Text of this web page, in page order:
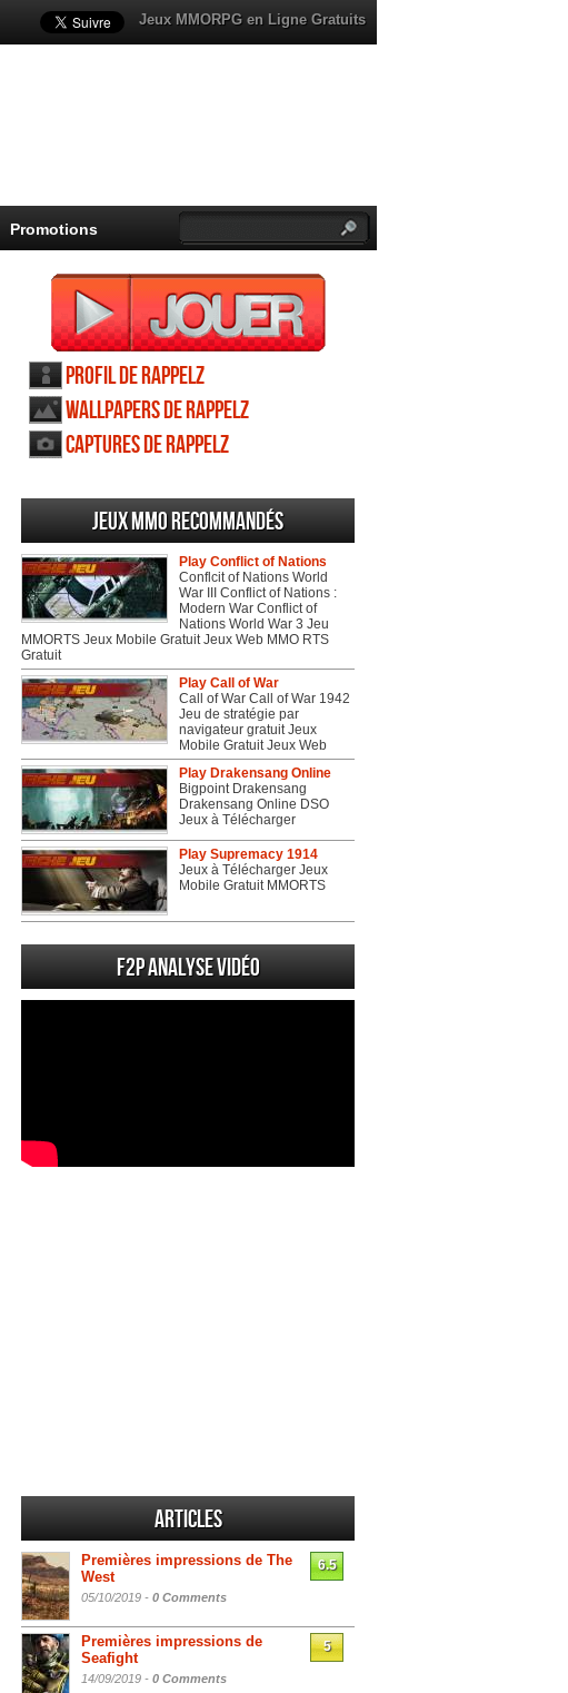
Jeux MMORPG en Ligne Gratuits
Promotions
Profil de Rappelz
Wallpapers de Rappelz
Captures de Rappelz
Jeux MMO recommandés
Play Conflict of Nations
Conflcit of Nations World
War III Conflict of Nations :
Modern War Conflict of
Nations World War 3 Jeu
MMORTS Jeux Mobile Gratuit Jeux Web MMO RTS
Gratuit
Play Call of War
Call of War Call of War 1942
Jeu de stratégie par
navigateur gratuit Jeux
Mobile Gratuit Jeux Web
Play Drakensang Online
Bigpoint Drakensang
Drakensang Online DSO
Jeux à Télécharger
Play Supremacy 1914
Jeux à Télécharger Jeux
Mobile Gratuit MMORTS
F2P Analyse vidéo
Articles
Premières impressions de The
West
05/10/2019 - 0 Comments
6.5
Premières impressions de
Seafight
14/09/2019 - 0 Comments
5